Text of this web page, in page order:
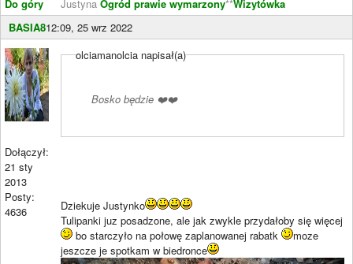
Do góry
Justyna Ogród prawie wymarzony**Wizytówka
BASIA812:09, 25 wrz 2022
Dołączył:
21 sty
2013
Posty:
4636
olciamanolcia napisał(a)
Bosko będzie ❤️❤️
Dziekuje Justynko
Tulipanki juz posadzone, ale jak zwykle przydałoby się więcej
bo starczyło na połowę zaplanowanej rabatk
moze
jeszcze je spotkam w biedronce